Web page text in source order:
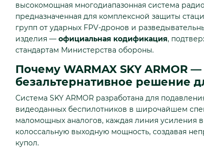
высокомощная многодиапазонная система
предназначенная для комплексной защиты
групп от ударных FPV-дронов и
изделия — официальная кодификация,
стандартам Министерства обороны.
Почему WARMAX SKY ARMOR —
безальтернативное решение
Система SKY ARMOR разработана для
видеоданных беспилотников в широчайшем
маломощных аналогов, каждая линия усиления в
колоссальную выходную мощность, создавая
купол.